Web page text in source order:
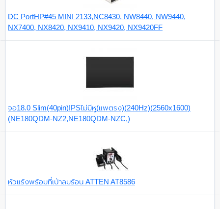
DC PortHP#45 MINI 2133,NC8430, NW8440, NW9440,
NX7400, NX8420, NX9410, NX9420, NX9420FF
จอ18.0 Slim(40pin)IPSไม่มีหู(แพตรง)(240Hz)(2560x1600)
(NE180QDM-NZ2,NE180QDM-NZC,)
หัวแร้งพร้อมที่เป่าลมร้อน ATTEN AT8586